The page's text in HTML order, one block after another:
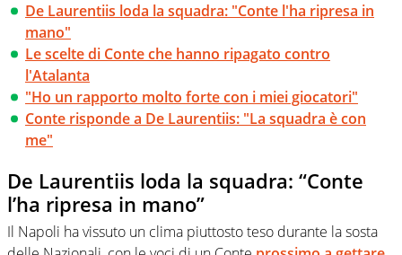
De Laurentiis loda la squadra: "Conte l'ha ripresa in
mano"
Le scelte di Conte che hanno ripagato contro
l'Atalanta
"Ho un rapporto molto forte con i miei giocatori"
Conte risponde a De Laurentiis: "La squadra è con
me"
De Laurentiis loda la squadra: “Conte
l’ha ripresa in mano”
Il Napoli ha vissuto un clima piuttosto teso durante la sosta